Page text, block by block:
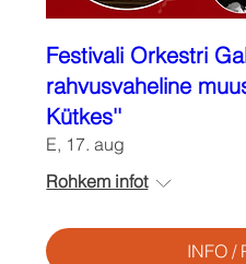
Festivali Orkestri
rahvusvaheline
Kütkes''
E, 17. aug
Rohkem infot
INFO /